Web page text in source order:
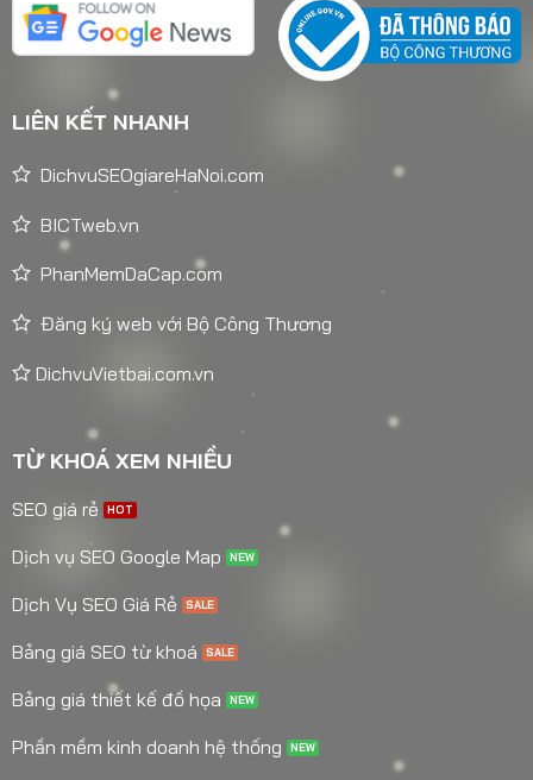
LIÊN KẾT NHANH
DichvuSEOgiareHaNoi.com
BICTweb.vn
PhanMemDaCap.com
Đăng ký web với Bộ Công Thương
DichvuVietbai.com.vn
TỪ KHOÁ XEM NHIỀU
SEO giá rẻ
Dịch vụ SEO Google Map
Dịch Vụ SEO Giá Rẻ
Bảng giá SEO từ khoá
Bảng giá thiết kế đồ họa
Phần mềm kinh doanh hệ thống